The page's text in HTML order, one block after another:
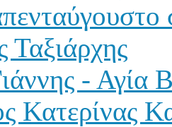
Ταξιάρχης
- Αγία
Κατερίνας